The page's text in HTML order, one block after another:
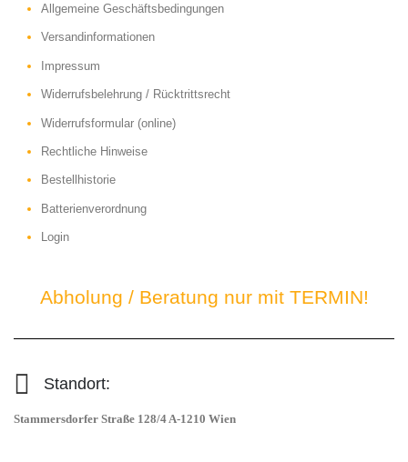
Allgemeine Geschäftsbedingungen
Versandinformationen
Impressum
Widerrufsbelehrung / Rücktrittsrecht
Widerrufsformular (online)
Rechtliche Hinweise
Bestellhistorie
Batterienverordnung
Login
Abholung / Beratung nur mit TERMIN!
Standort:
Stammersdorfer Straße 128/4 A-1210 Wien